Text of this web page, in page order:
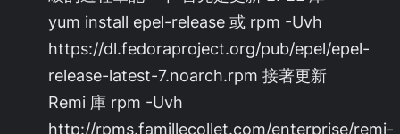
yum install epel-release 或 rpm -Uvh
https://dl.fedoraproject.org/pub/epel/epel-
release-latest-7.noarch.rpm 接著更新
Remi 庫 rpm -Uvh
http://rpms.famillecollet.com/enterprise/remi-